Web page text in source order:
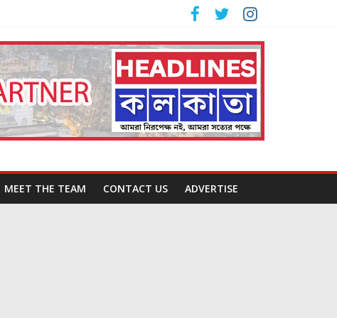
MEET THE TEAM CONTACT US ADVERTISE